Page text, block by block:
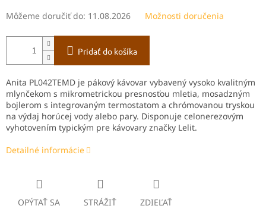
Môžeme doručiť do: 11.08.2026 Možnosti doručenia
Pridať do košíka
Anita PL042TEMD je pákový kávovar vybavený vysoko kvalitným
mlynčekom s mikrometrickou presnosťou mletia, mosadzným
bojlerom s integrovaným termostatom a chrómovanou tryskou
na výdaj horúcej vody alebo pary. Disponuje celonerezovým
vyhotovením typickým pre kávovary značky Lelit.
Detailné informácie
OPÝTAŤ SA STRÁŽIŤ ZDIEĽAŤ